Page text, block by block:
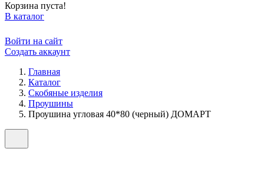
Корзина пуста!
В каталог
Войти на сайт
Создать аккаунт
Главная
Каталог
Скобяные изделия
Проушины
Проушина угловая 40*80 (черный) ДОМАРТ